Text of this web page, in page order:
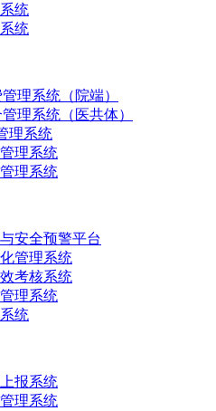
统
统
理系统（院端）
理系统（医共体）
理系统
理系统
理系统
安全预警平台
管理系统
考核系统
理系统
统
报系统
理系统